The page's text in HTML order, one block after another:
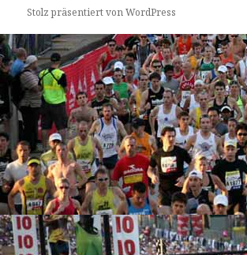
Stolz präsentiert von WordPress